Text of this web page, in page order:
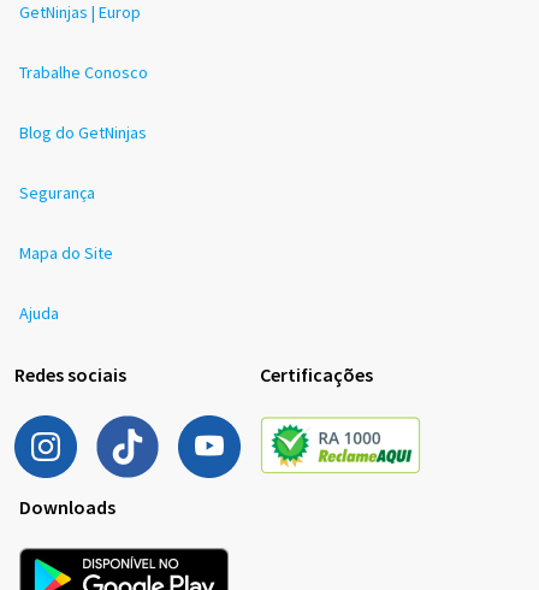
GetNinjas | Europ
Trabalhe Conosco
Blog do GetNinjas
Segurança
Mapa do Site
Ajuda
Redes sociais Certificações
Downloads